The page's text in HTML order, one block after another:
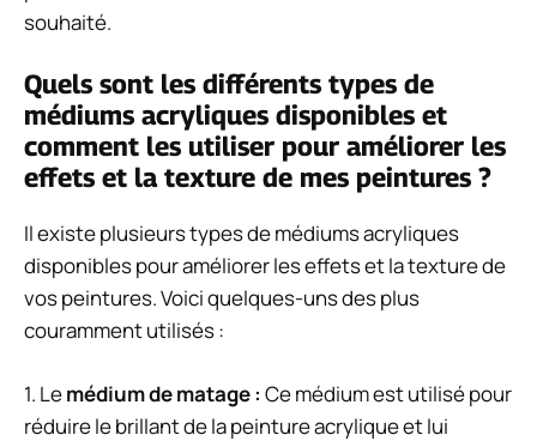
souhaité.
Quels sont les différents types de
médiums acryliques disponibles et
comment les utiliser pour améliorer les
effets et la texture de mes peintures ?
Il existe plusieurs types de médiums acryliques
disponibles pour améliorer les effets et la texture de
vos peintures. Voici quelques-uns des plus
couramment utilisés :
1. Lemédium de matage : Ce médium est utilisé pour
réduire le brillant de la peinture acrylique et lui